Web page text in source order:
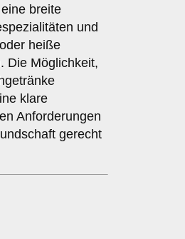
breite
und
heiße
Die Möglichkeit,
klare
Anforderungen
gerecht